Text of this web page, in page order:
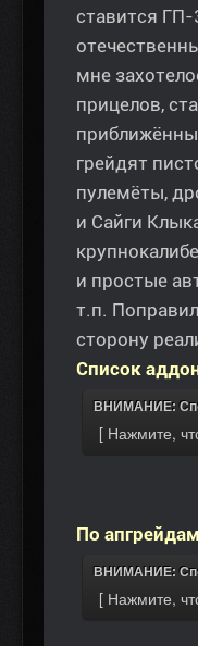
ставится ГП-
мне
прицелов,
грейдят
пулемёты,
и Сайги
и простые
т.п.
сторону
Список
ВНИМАНИЕ:
По
ВНИМАНИЕ: